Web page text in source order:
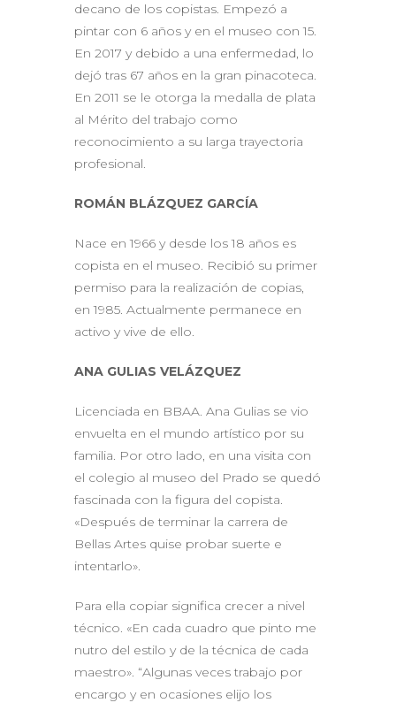
decano de los copistas. Empezó a
pintar con 6 años y en el museo con 15.
En 2017 y debido a una enfermedad, lo
dejó tras 67 años en la gran pinacoteca.
En 2011 se le otorga la medalla de plata
al Mérito del trabajo como
reconocimiento a su larga trayectoria
profesional.
ROMÁN BLÁZQUEZ GARCÍA
Nace en 1966 y desde los 18 años es
copista en el museo. Recibió su primer
permiso para la realización de copias,
en 1985. Actualmente permanece en
activo y vive de ello.
ANA GULIAS VELÁZQUEZ
Licenciada en BBAA. Ana Gulias se vio
envuelta en el mundo artístico por su
familia. Por otro lado, en una visita con
el colegio al museo del Prado se quedó
fascinada con la figura del copista.
«Después de terminar la carrera de
Bellas Artes quise probar suerte e
intentarlo».
Para ella copiar significa crecer a nivel
técnico. «En cada cuadro que pinto me
nutro del estilo y de la técnica de cada
maestro». “Algunas veces trabajo por
encargo y en ocasiones elijo los